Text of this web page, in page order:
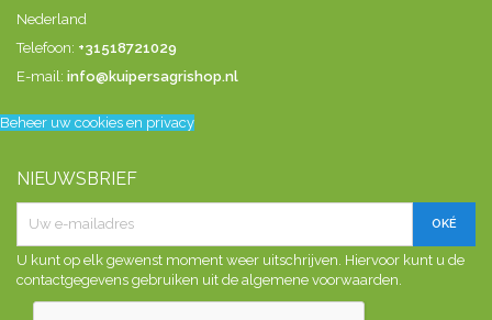
Nederland
Telefoon: +31518721029
E-mail: info@kuipersagrishop.nl
Beheer uw cookies en privacy
NIEUWSBRIEF
U kunt op elk gewenst moment weer uitschrijven. Hiervoor kunt u de
contactgegevens gebruiken uit de algemene voorwaarden.